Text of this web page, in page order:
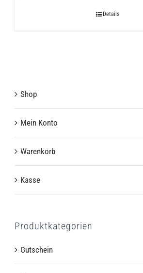
Details
Shop
Mein Konto
Warenkorb
Kasse
Produktkategorien
Gutschein